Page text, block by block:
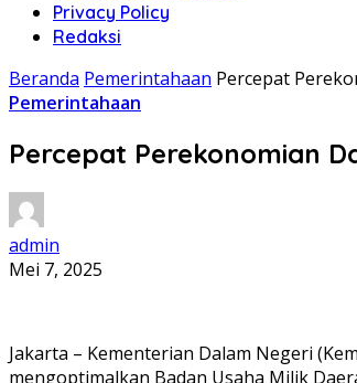
Privacy Policy
Redaksi
Beranda Pemerintahaan Percepat
Pemerintahaan
Percepat Perekonomian
admin
Mei 7, 2025
Jakarta – Kementerian Dalam Negeri
mengoptimalkan Badan Usaha Milik